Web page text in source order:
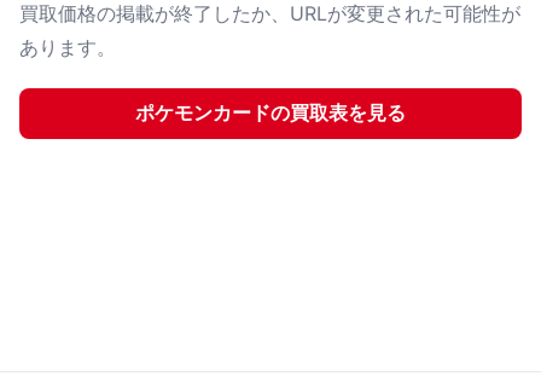
買取価格の掲載が終了したか、URLが変更された可能性が
あります。
ポケモンカードの買取表を見る